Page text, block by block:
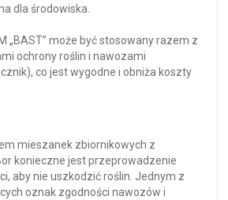
dla środowiska.
„BAST” może być stosowany razem z
ochrony roślin i nawozami
co jest wygodne i obniża koszty
mieszanek zbiornikowych z
konieczne jest przeprowadzenie
aby nie uszkodzić roślin. Jednym z
oznak zgodności nawozów i